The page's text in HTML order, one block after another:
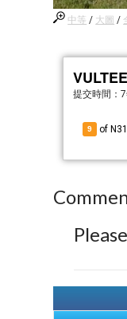
中等 / 大圖 /
提交時間：
9 of
Please